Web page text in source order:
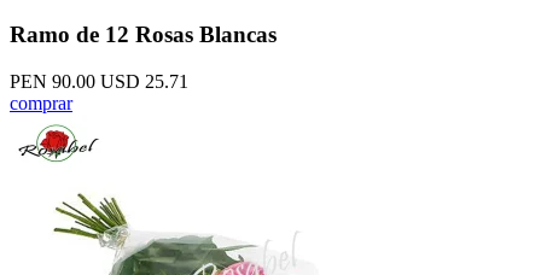
Ramo de 12 Rosas Blancas
PEN 90.00 USD 25.71
comprar